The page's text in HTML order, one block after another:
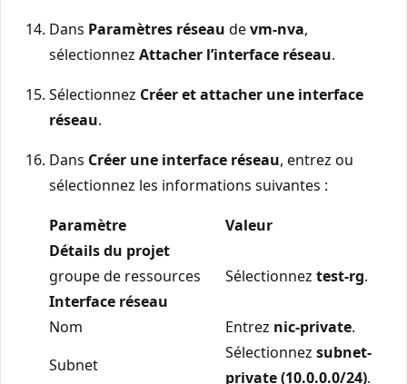
Dans Paramètres réseau devm-nva,
sélectionnez Attacher l’interface réseau.
Sélectionnez Créer et attacher une interface
réseau.
Dans Créer une interface réseau, entrez ou
sélectionnez les informations suivantes :
Paramètre
Valeur
Détails du projet
groupe de ressources
Sélectionnez test-rg.
Interface réseau
Nom
Entrez nic-private.
Subnet
Sélectionnez subnet-
private (10.0.0.0/24).